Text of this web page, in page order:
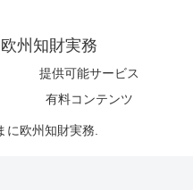
州知財実務
提供可能サービス
有料コンテンツ
に欧州知財実務.